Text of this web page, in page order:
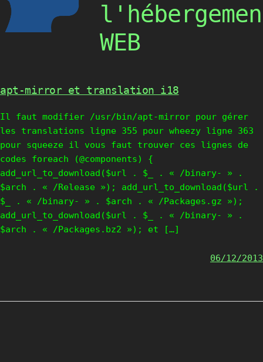
WEB
apt-mirror et translation i18
Il faut modifier /usr/bin/apt-mirror pour gérer
les translations ligne 355 pour wheezy ligne 363
pour squeeze il vous faut trouver ces lignes de
codes foreach (@components) {
add_url_to_download($url . $_ . « /binary- » .
$arch . « /Release »); add_url_to_download($url .
$_ . « /binary- » . $arch . « /Packages.gz »);
add_url_to_download($url . $_ . « /binary- » .
$arch . « /Packages.bz2 »); et […]
06/12/2013